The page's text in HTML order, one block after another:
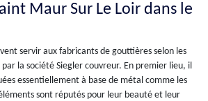
Maur Sur Le Loir dans le
servir aux fabricants de gouttières selon les
la société Siegler couvreur. En premier lieu, il
essentiellement à base de métal comme les
sont réputés pour leur beauté et leur